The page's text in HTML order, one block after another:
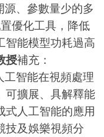
源、參數量少的多
優化工具，降低
智能模型功耗過高
授補充：
智能在視頻處理
可擴展、具解釋能
式人工智能的應用
技及娛樂視頻分